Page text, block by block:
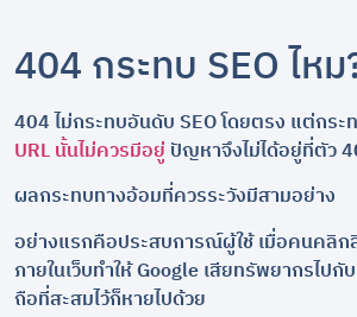
404 กระทบ SEO ไห
404 ไม่กระทบอันดับ SEO โดยตรง แต่กร
URL นั้นไม่ควรมีอยู่ ปัญหาจึงไม่ได้อยู่ที่ตัว
ผลกระทบทางอ้อมที่ควรระวังมีสามอย่าง
อย่างแรกคือประสบการณ์ผู้ใช้ เมื่อคนคลิก
ภายในเว็บทำให้ Google เสียทรัพยากรไ
ถือที่สะสมไว้ก็หายไปด้วย